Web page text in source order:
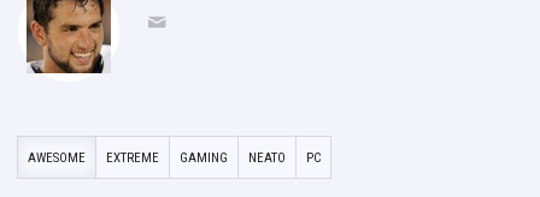
AWESOME EXTREME GAMING NEATO PC